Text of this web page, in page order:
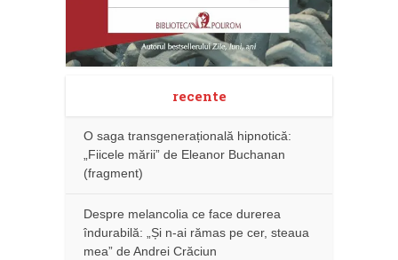
recente
O saga transgenerațională hipnotică:
„Fiicele mării” de Eleanor Buchanan
(fragment)
Despre melancolia ce face durerea
îndurabilă: „Și n-ai rămas pe cer, steaua
mea” de Andrei Crăciun